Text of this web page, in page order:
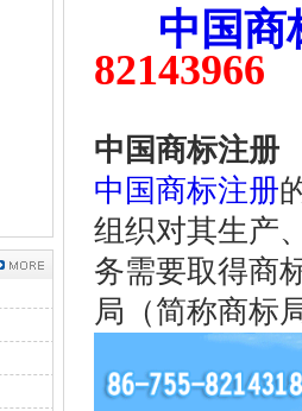
中国商
82143966
中国商标注册
中国商标注册
组织对其生产
务需要取得商
局（简称商标